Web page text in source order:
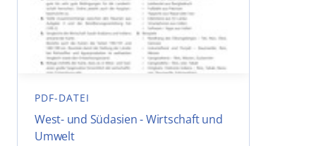
PDF-DATEI
West- und Südasien - Wirtschaft und
Umwelt